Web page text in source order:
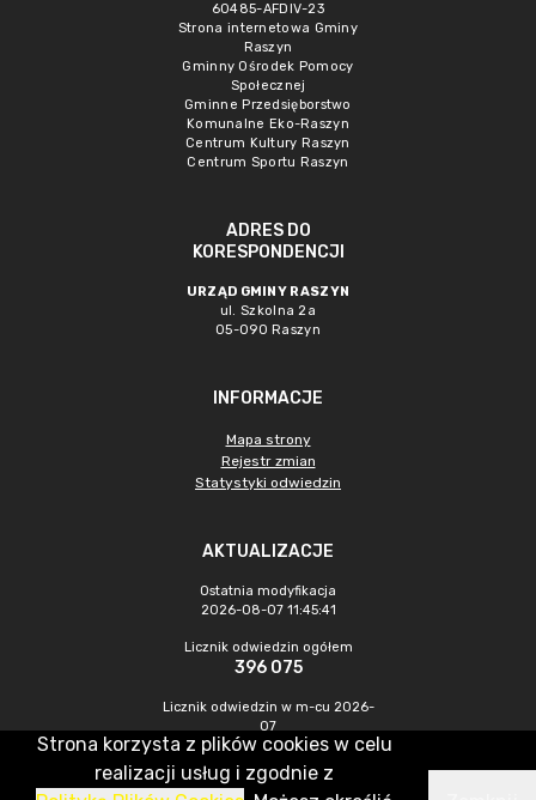
60485-AFDIV-23
Strona internetowa Gminy
Raszyn
Gminny Ośrodek Pomocy
Społecznej
Gminne Przedsięborstwo
Komunalne Eko-Raszyn
Centrum Kultury Raszyn
Centrum Sportu Raszyn
ADRES DO
KORESPONDENCJI
URZĄD GMINY RASZYN
ul. Szkolna 2a
05-090 Raszyn
INFORMACJE
Mapa strony
Rejestr zmian
Statystyki odwiedzin
AKTUALIZACJE
Ostatnia modyfikacja
2026-08-07 11:45:41
Licznik odwiedzin ogółem
396 075
Licznik odwiedzin w m-cu 2026-
07
1 386
Strona korzysta z plików cookies w celu
realizacji usług i zgodnie z